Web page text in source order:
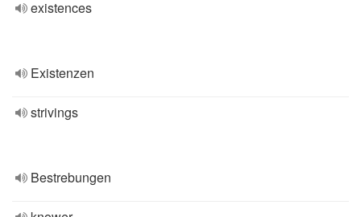
existences
Existenzen
strivings
Bestrebungen